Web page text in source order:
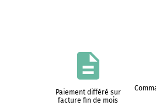
Paiement différé sur
facture fin de mois